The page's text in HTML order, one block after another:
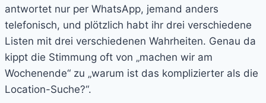
antwortet nur per WhatsApp, jemand anders
telefonisch, und plötzlich habt ihr drei verschiedene
Listen mit drei verschiedenen Wahrheiten. Genau da
kippt die Stimmung oft von „machen wir am
Wochenende“ zu „warum ist das komplizierter als die
Location-Suche?“.